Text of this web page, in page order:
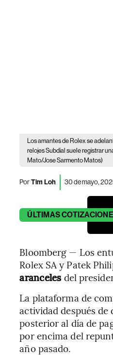
Los amantes de Rolex se
relojes Subdial suele registrar
Mato/Jose Sarmento Matos)
PorTim Loh 30 de mayo,
ÚLTIMAS
Bloomberg — Los
Rolex SA y Patek
aranceles del
La plataforma de
actividad después
posterior al día de
por encima del
año pasado.